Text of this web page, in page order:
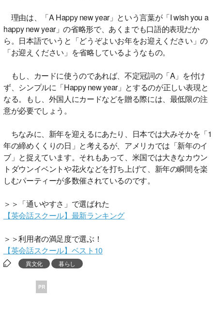
理由は、「A Happy new year」という言葉が「I wish you a
happy new year」の省略形で、あくまでも口語的表現だか
ら。日本語でいうと「どうぞよいお年をお迎えください」の
「お迎えください」を省略しているようなもの。
もし、カードに使うのであれば、不定冠詞の「A」を付け
ず、シンプルに「Happy new year」とするのが正しい表現と
なる。もし、外国人にカードなどを贈る際には、最低限の注
意が必要でしょう。
ちなみに、新年を迎えるにあたり、日本では大みそかを「1
年の締めくくりの日」と考えるが、アメリカでは「新年のイ
ブ」と捉えています。それもあって、米国では大きなカウン
トダウンイベントや花火などを打ち上げて、新年の瞬間を楽
しむパーティーが多数催されているのです。
＞＞「通いやすさ」で選ばれた
【英会話スクール】最新ランキング
＞＞利用者の満足度で選ぶ！
【英会話スクール】ベスト10
異文化 暮らし
PR